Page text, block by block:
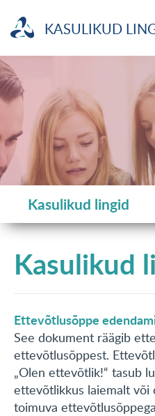
KASULIKUD
MTÜ
NOORTELABOR
INVESTOR
TUTVUSTUS
UUDISED
KONTAKT
Kasulikud lingid
Kasulikud
Ettevõtlusõppe
See dokument räägib
ettevõtlusõppest.
„Olen ettevõtlik!“ tasub
ettevõtlikkus laiemalt või
toimuva